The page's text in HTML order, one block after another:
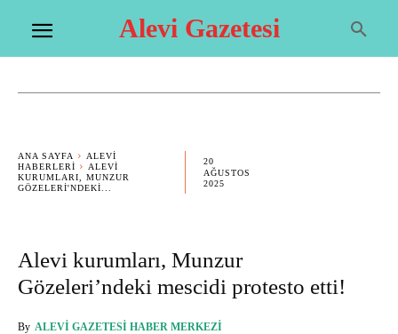
Alevi Gazetesi
ANA SAYFA
ALEVI
HABERLERI
ALEVI
KURUMLARI, MUNZUR
GÖZELERI'NDEKI...
20
AĞUSTOS
2025
Alevi kurumları, Munzur
Gözeleri’ndeki mescidi protesto etti!
By ALEVI GAZETESI HABER MERKEZI